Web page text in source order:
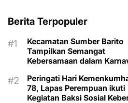
Berita Terpopuler
Kecamatan Sumber Barito
Tampilkan Semangat
Kebersamaan dalam
Peringati Hari
78, Lapas Perempuan ikuti
Kegiatan Baksi Sosial